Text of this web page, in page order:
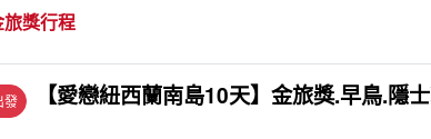
獎行程
發 【愛戀紐西蘭南島10天】金旅獎.早鳥.隱